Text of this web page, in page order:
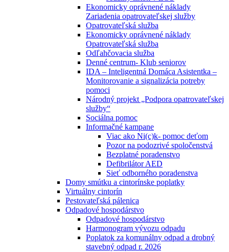
Ekonomicky oprávnené náklady
Zariadenia opatrovateľskej služby
Opatrovateľská služba
Ekonomicky oprávnené náklady
Opatrovateľská služba
Odľahčovacia služba
Denné centrum- Klub seniorov
IDA – Inteligentná Domáca Asistentka –
Monitorovanie a signalizácia potreby
pomoci
Národný projekt „Podpora opatrovateľskej
služby“
Sociálna pomoc
Informačné kampane
Viac ako Ni(c)k- pomoc deťom
Pozor na podozrivé spoločenstvá
Bezplatné poradenstvo
Defibrilátor AED
Sieť odborného poradenstva
Domy smútku a cintorínske poplatky
Virtuálny cintorín
Pestovateľská pálenica
Odpadové hospodárstvo
Odpadové hospodárstvo
Harmonogram vývozu odpadu
Poplatok za komunálny odpad a drobný
stavebný odpad r. 2026